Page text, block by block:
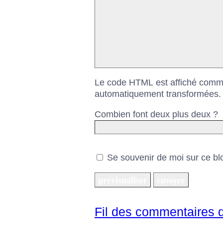
Le code HTML est affiché
automatiquement transformées.
Combien font deux plus deux ?
Se souvenir de moi sur ce
Fil des commentaires